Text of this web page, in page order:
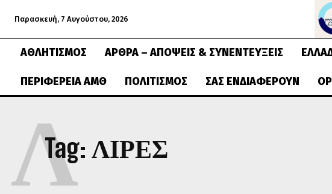
Παρασκευή, 7 Αυγούστου, 2026
ΑΘΛΗΤΙΣΜΌΣ ΆΡΘΡΑ – ΑΠΌΨΕΙΣ & ΣΥΝΕΝΤΕΎΞΕΙΣ
ΠΕΡΙΦΈΡΕΙΑ ΑΜΘ ΠΟΛΙΤΙΣΜΌΣ ΣΑΣ ΕΝΔΙΑΦΈΡΟΥΝ
Tag: ΛΊΡΕΣ
Λ